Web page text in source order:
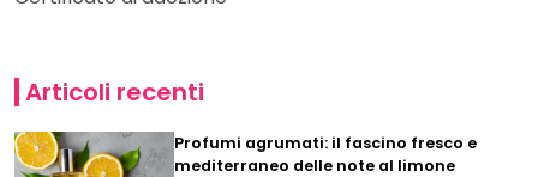
Articoli recenti
Profumi agrumati: il fascino fresco e
mediterraneo delle note al limone